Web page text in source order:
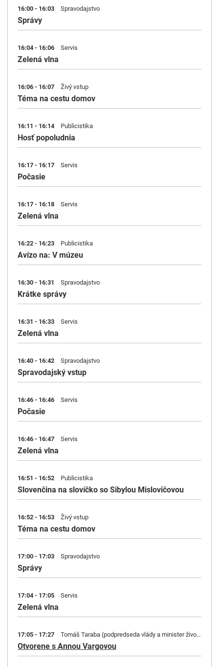
16:00 - 16:03 Spravodajstvo
Správy
16:04 - 16:06 Servis
Zelená vlna
16:06 - 16:07 Živý vstup
Téma na cestu domov
16:11 - 16:14 Publicistika
Hosť popoludnia
16:17 - 16:17 Servis
Počasie
16:17 - 16:18 Servis
Zelená vlna
16:22 - 16:23 Publicistika
Avízo na: V múzeu
16:30 - 16:31 Spravodajstvo
Krátke správy
16:31 - 16:33 Servis
Zelená vlna
16:40 - 16:42 Spravodajstvo
Spravodajský vstup
16:46 - 16:46 Servis
Počasie
16:46 - 16:47 Servis
Zelená vlna
16:51 - 16:52 Publicistika
Slovenčina na slovíčko so Sibylou Mislovičovou
16:52 - 16:53 Živý vstup
Téma na cestu domov
17:00 - 17:03 Spravodajstvo
Správy
17:04 - 17:05 Servis
Zelená vlna
17:05 - 17:27 Tomáš Taraba (podpredseda vlády a minister životného prostredia; nom. SNS)
Otvorene s Annou Vargovou